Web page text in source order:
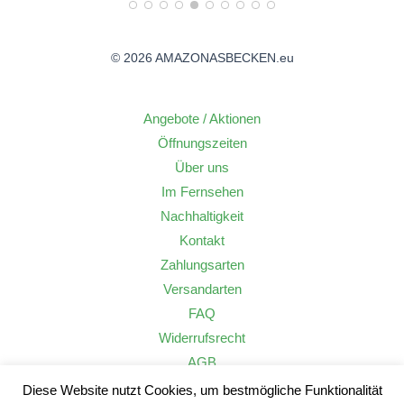
© 2026 AMAZONASBECKEN.eu
Angebote / Aktionen
Öffnungszeiten
Über uns
Im Fernsehen
Nachhaltigkeit
Kontakt
Zahlungsarten
Versandarten
FAQ
Widerrufsrecht
AGB
Datenschutzerklärung
Diese Website nutzt Cookies, um bestmögliche Funktionalität